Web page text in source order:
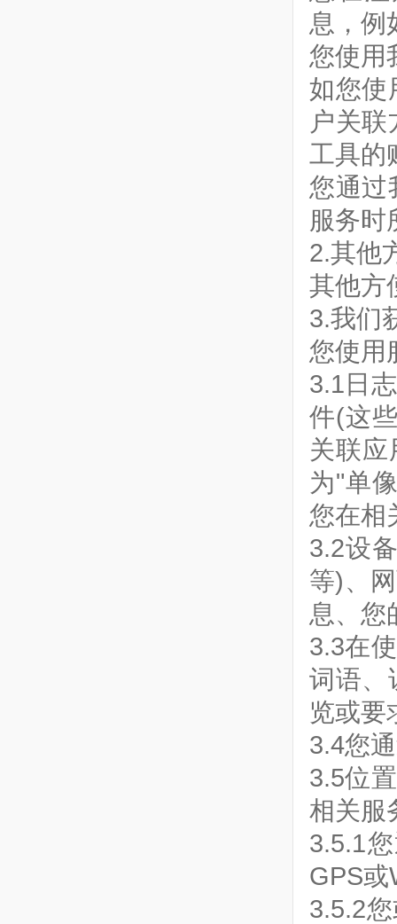
息，例
您使用
如您使
户关
工具的
您通过
服务时
2.其他
其他方
3.我们
您使用
3.1日
件(这
关联
为"单
您在相
3.2设
等)、
息、您
3.3在
词语、
览或要
3.4您
3.5位
相关服
3.5.1
GPS或
3.5.2